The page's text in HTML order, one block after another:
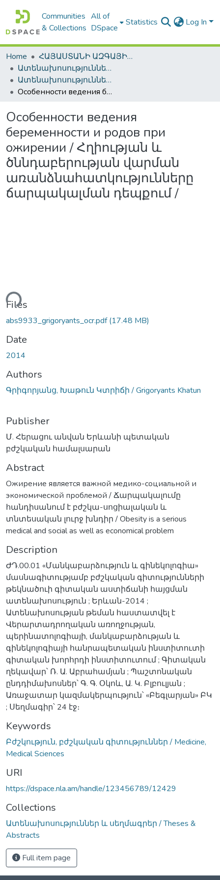
Communities
& Collections
All of
DSpace
Statistics Log In
Home
ՀԱՅԱՍՏԱՆԻ ԱԶԳԱՅԻՆ ԳՐԱԴԱՐԱՆԻ ԹՎԱՅԻՆ ՊԱՀՈՑ / DIGITAL REPOSITORY OF NLA
Ատենախոսություններ և սեղմագրեր / Theses & Abstracts
Ատենախոսություններ և սեղմագրեր / Theses & Abstracts
Особенности ведения беременности и родов при ожирении / Հղիության և ծննդաբերության վարման առանձնահատկությունները ճարպակալման դեպքում /
Особенности ведения
беременности и родов при
ожирении / Հղիության և
ծննդաբերության վարման
առանձնահատկությունները
ճարպակալման դեպքում /
Files
abs9933_grigoryants_ocr.pdf(17.48 MB)
Date
2014
Authors
Գրիգորյանց, Խաթուն Կտրիճի / Grigoryants Khatun
Publisher
Մ. Հերացու անվան Երևանի պետական
բժշկական համալսարան
Abstract
Ожирение является важной медико-социальной и
экономической проблемой / Ճարպակալումը
հանդիսանում է բժշկա-սոցիալական և
տնտեսական լուրջ խնդիր / Obesity is a serious
medical and social as well as economical problem
Description
ԺԴ.00.01 «Մանկաբարձություն և գինեկոլոգիա»
մասնագիտությամբ բժշկական գիտությունների
թեկնածուի գիտական աստիճանի հայցման
ատենախոսություն ; Երևան-2014 ;
Ատենախոսության թեման հաստատվել է
Վերարտադրողական առողջության,
պերինատոլոգիայի, մանկաբարձության և
գինեկոլոգիայի հանրապետական ինստիտուտի
գիտական խորհրդի ինստիտուտում ; Գիտական
ղեկավար՝ Ռ. Ա. Աբրահամյան ; Պաշտոնական
ընդդիմախոսներ՝ Գ. Գ. Օկոև, Ա. Կ. Բլբուլյան ;
Առաջատար կազմակերպություն՝ «Բեգլարյան» ԲԿ
; Սեղմագիր՝ 24 էջ։
Keywords
Բժշկություն, բժշկական գիտություններ / Medicine,
Medical Sciences
URI
https://dspace.nla.am/handle/123456789/12429
Collections
Ատենախոսություններ և սեղմագրեր / Theses &
Abstracts
Full item page